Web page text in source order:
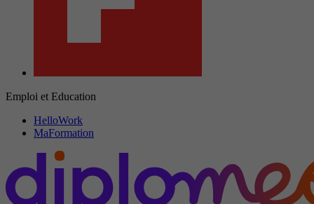
Emploi et Education
HelloWork
MaFormation